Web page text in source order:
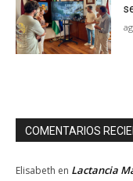
COMENTARIOS
Elisabeth en Lactancia